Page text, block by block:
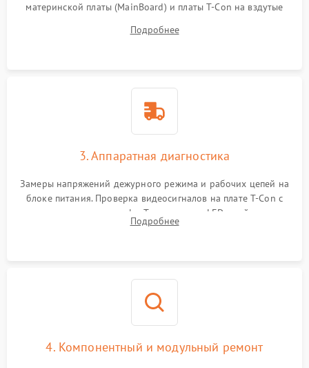
материнской платы (MainBoard) и платы T-Con на вздутые
Проверка надежности фиксации и целостности шлейфов.
Подробнее
3. Аппаратная диагностика
Замеры напряжений дежурного режима и рабочих цепей на
блоке питания. Проверка видеосигналов на плате T-Con с
помощью осциллографа. Тестирование LED-драйвера и
светодиодных планок подсветки мультиметром.
Подробнее
4. Компонентный и модульный ремонт